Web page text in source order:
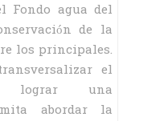
Fondo agua del
de la
los principales.
el
lograr una
abordar la